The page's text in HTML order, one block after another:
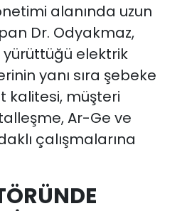
alanında uzun
Dr. Odyakmaz,
yürüttüğü elektrik
yanı sıra şebeke
kalitesi, müşteri
Ar-Ge ve
çalışmalarına